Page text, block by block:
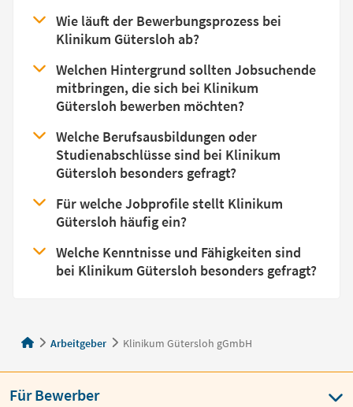
Wie läuft der Bewerbungsprozess bei
Klinikum Gütersloh ab?
Welchen Hintergrund sollten Jobsuchende
mitbringen, die sich bei Klinikum
Gütersloh bewerben möchten?
Welche Berufsausbildungen oder
Studienabschlüsse sind bei Klinikum
Gütersloh besonders gefragt?
Für welche Jobprofile stellt Klinikum
Gütersloh häufig ein?
Welche Kenntnisse und Fähigkeiten sind
bei Klinikum Gütersloh besonders gefragt?
Arbeitgeber Klinikum Gütersloh gGmbH
Für Bewerber